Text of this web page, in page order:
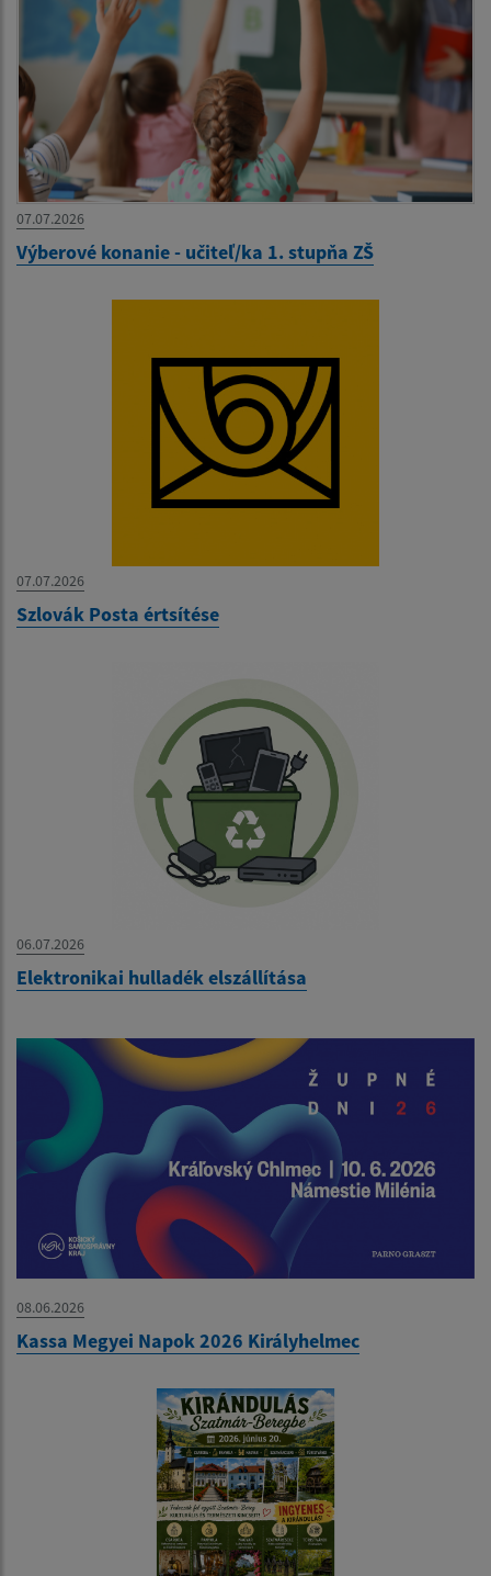
07.07.2026
Výberové konanie - učiteľ/ka 1. stupňa ZŠ
07.07.2026
Szlovák Posta értsítése
06.07.2026
Elektronikai hulladék elszállítása
08.06.2026
Kassa Megyei Napok 2026 Királyhelmec